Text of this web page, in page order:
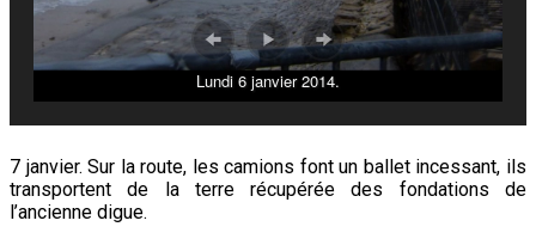
Lundi 6 janvier 2014.
7 janvier. Sur la route, les camions font un ballet incessant, ils
transportent de la terre récupérée des fondations de
l’ancienne digue.